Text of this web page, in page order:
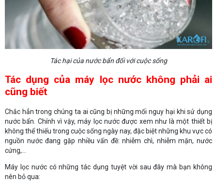
Tác hại của nước bẩn đối với cuộc sống
Tác dụng của máy lọc nước không phải ai
cũng biết
Chắc hẳn trong chúng ta ai cũng bị những mối nguy hại khi sử dụng
nước bẩn. Chính vì vậy, máy lọc nước được xem như là một thiết bị
không thể thiếu trong cuộc sống ngày nay, đặc biệt những khu vực có
nguồn nước đang gặp nhiều vấn đề: nhiễm chì, nhiễm mặn, nước
cứng,...
Máy lọc nước có những tác dụng tuyệt vời sau đây mà bạn không
nên bỏ qua: